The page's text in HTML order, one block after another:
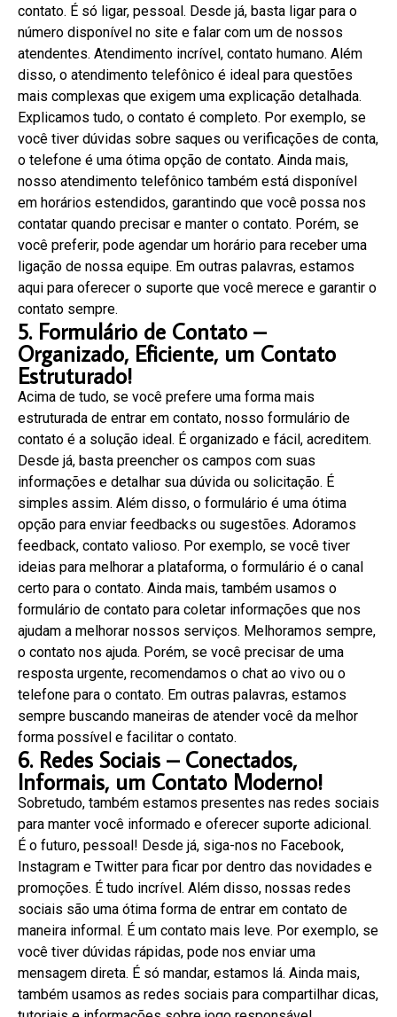
contato. É só ligar, pessoal. Desde já, basta ligar para o
número disponível no site e falar com um de nossos
atendentes. Atendimento incrível, contato humano. Além
disso, o atendimento telefônico é ideal para questões
mais complexas que exigem uma explicação detalhada.
Explicamos tudo, o contato é completo. Por exemplo, se
você tiver dúvidas sobre saques ou verificações de conta,
o telefone é uma ótima opção de contato. Ainda mais,
nosso atendimento telefônico também está disponível
em horários estendidos, garantindo que você possa nos
contatar quando precisar e manter o contato. Porém, se
você preferir, pode agendar um horário para receber uma
ligação de nossa equipe. Em outras palavras, estamos
aqui para oferecer o suporte que você merece e garantir o
contato sempre.
5. Formulário de Contato –
Organizado, Eficiente, um Contato
Estruturado!
Acima de tudo, se você prefere uma forma mais
estruturada de entrar em contato, nosso formulário de
contato é a solução ideal. É organizado e fácil, acreditem.
Desde já, basta preencher os campos com suas
informações e detalhar sua dúvida ou solicitação. É
simples assim. Além disso, o formulário é uma ótima
opção para enviar feedbacks ou sugestões. Adoramos
feedback, contato valioso. Por exemplo, se você tiver
ideias para melhorar a plataforma, o formulário é o canal
certo para o contato. Ainda mais, também usamos o
formulário de contato para coletar informações que nos
ajudam a melhorar nossos serviços. Melhoramos sempre,
o contato nos ajuda. Porém, se você precisar de uma
resposta urgente, recomendamos o chat ao vivo ou o
telefone para o contato. Em outras palavras, estamos
sempre buscando maneiras de atender você da melhor
forma possível e facilitar o contato.
6. Redes Sociais – Conectados,
Informais, um Contato Moderno!
Sobretudo, também estamos presentes nas redes sociais
para manter você informado e oferecer suporte adicional.
É o futuro, pessoal! Desde já, siga-nos no Facebook,
Instagram e Twitter para ficar por dentro das novidades e
promoções. É tudo incrível. Além disso, nossas redes
sociais são uma ótima forma de entrar em contato de
maneira informal. É um contato mais leve. Por exemplo, se
você tiver dúvidas rápidas, pode nos enviar uma
mensagem direta. É só mandar, estamos lá. Ainda mais,
também usamos as redes sociais para compartilhar dicas,